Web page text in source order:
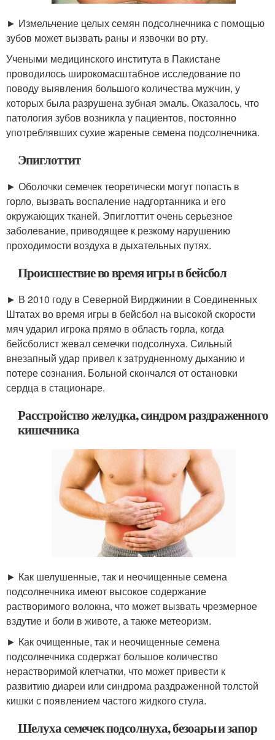
► Измельчение целых семян подсолнечника с помощью
зубов может вызвать раны и язвочки во рту.
Учеными медицинского института в Пакистане
проводилось широкомасштабное исследование по
поводу выявления большого количества мужчин, у
которых была разрушена зубная эмаль. Оказалось, что
патология зубов возникла у пациентов, постоянно
употреблявших сухие жареные семена подсолнечника.
Эпиглоттит
► Оболочки семечек теоретически могут попасть в
горло, вызвать воспаление надгортанника и его
окружающих тканей. Эпиглоттит очень серьезное
заболевание, приводящее к резкому нарушению
проходимости воздуха в дыхательных путях.
Происшествие во время игры в бейсбол
► В 2010 году в Северной Вирджинии в Соединенных
Штатах во время игры в бейсбол на высокой скорости
мяч ударил игрока прямо в область горла, когда
бейсболист жевал семечки подсолнуха. Сильный
внезапный удар привел к затрудненному дыханию и
потере сознания. Больной скончался от остановки
сердца в стационаре.
Расстройство желудка, синдром раздраженного
кишечника
► Как шелушенные, так и неочищенные семена
подсолнечника имеют высокое содержание
растворимого волокна, что может вызвать чрезмерное
вздутие и боли в животе, а также метеоризм.
► Как очищенные, так и неочищенные семена
подсолнечника содержат большое количество
нерастворимой клетчатки, что может привести к
развитию диареи или синдрома раздраженной толстой
кишки с появлением частого жидкого стула.
Шелуха семечек подсолнуха, безоары и запор